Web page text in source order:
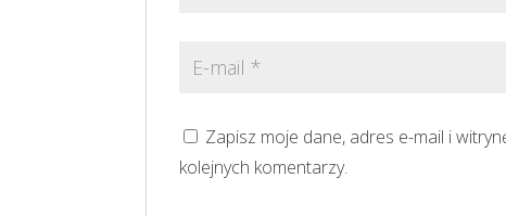
Zapisz moje dane, adres e-mail i
kolejnych komentarzy.